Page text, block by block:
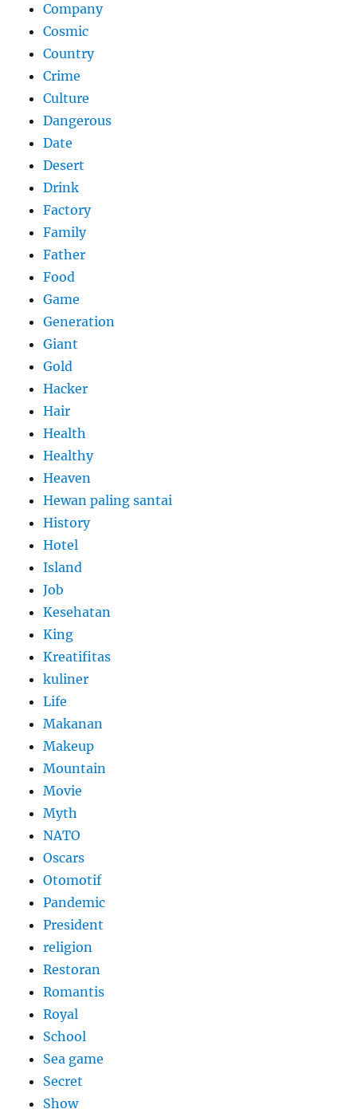
Company
Cosmic
Country
Crime
Culture
Dangerous
Date
Desert
Drink
Factory
Family
Father
Food
Game
Generation
Giant
Gold
Hacker
Hair
Health
Healthy
Heaven
Hewan paling santai
History
Hotel
Island
Job
Kesehatan
King
Kreatifitas
kuliner
Life
Makanan
Makeup
Mountain
Movie
Myth
NATO
Oscars
Otomotif
Pandemic
President
religion
Restoran
Romantis
Royal
School
Sea game
Secret
Show